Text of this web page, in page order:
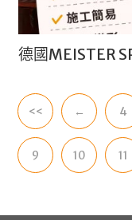
德國MEISTER
<< ← 4
9 10 11